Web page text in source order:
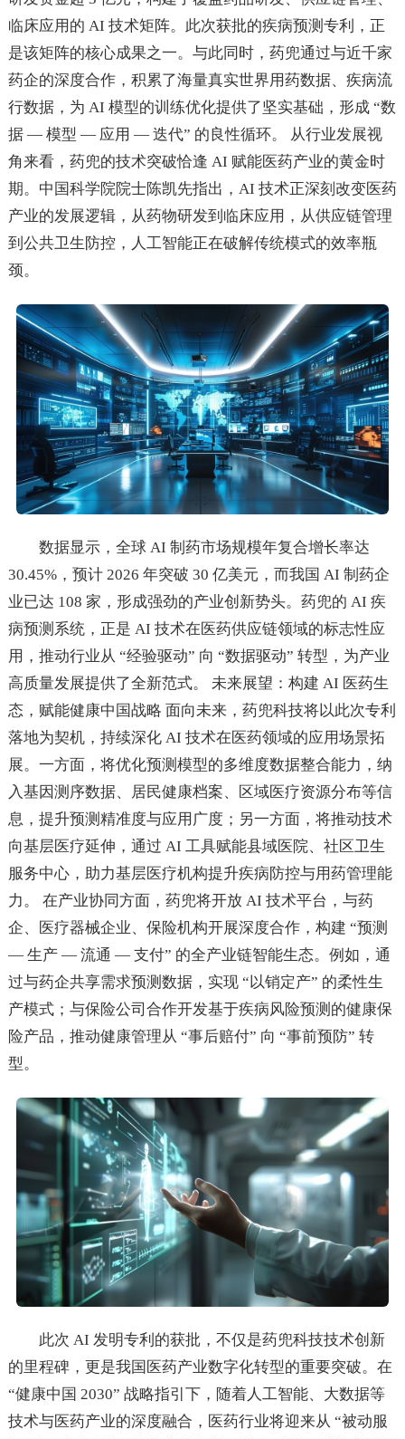
临床应用的 AI 技术矩阵。此次获批的疾病预测专利，正
是该矩阵的核心成果之一。与此同时，药兜通过与近千家
药企的深度合作，积累了海量真实世界用药数据、疾病流
行数据，为 AI 模型的训练优化提供了坚实基础，形成 “数
据 — 模型 — 应用 — 迭代” 的良性循环。 从行业发展视
角来看，药兜的技术突破恰逢 AI 赋能医药产业的黄金时
期。中国科学院院士陈凯先指出，AI 技术正深刻改变医药
产业的发展逻辑，从药物研发到临床应用，从供应链管理
到公共卫生防控，人工智能正在破解传统模式的效率瓶
颈。
数据显示，全球 AI 制药市场规模年复合增长率达
30.45%，预计 2026 年突破 30 亿美元，而我国 AI 制药企
业已达 108 家，形成强劲的产业创新势头。药兜的 AI 疾
病预测系统，正是 AI 技术在医药供应链领域的标志性应
用，推动行业从 “经验驱动” 向 “数据驱动” 转型，为产业
高质量发展提供了全新范式。 未来展望：构建 AI 医药生
态，赋能健康中国战略 面向未来，药兜科技将以此次专利
落地为契机，持续深化 AI 技术在医药领域的应用场景拓
展。一方面，将优化预测模型的多维度数据整合能力，纳
入基因测序数据、居民健康档案、区域医疗资源分布等信
息，提升预测精准度与应用广度；另一方面，将推动技术
向基层医疗延伸，通过 AI 工具赋能县域医院、社区卫生
服务中心，助力基层医疗机构提升疾病防控与用药管理能
力。 在产业协同方面，药兜将开放 AI 技术平台，与药
企、医疗器械企业、保险机构开展深度合作，构建 “预测
— 生产 — 流通 — 支付” 的全产业链智能生态。例如，通
过与药企共享需求预测数据，实现 “以销定产” 的柔性生
产模式；与保险公司合作开发基于疾病风险预测的健康保
险产品，推动健康管理从 “事后赔付” 向 “事前预防” 转
型。
此次 AI 发明专利的获批，不仅是药兜科技技术创新
的里程碑，更是我国医药产业数字化转型的重要突破。在
“健康中国 2030” 战略指引下，随着人工智能、大数据等
技术与医药产业的深度融合，医药行业将迎来从 “被动服